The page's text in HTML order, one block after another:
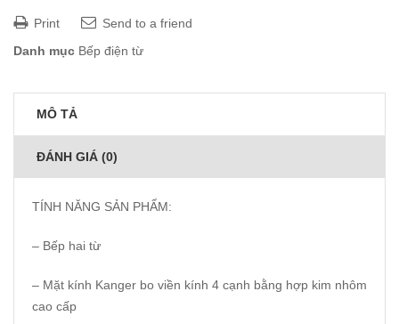
Print
Send to a friend
Danh mục Bếp điện từ
MÔ TẢ
ĐÁNH GIÁ (0)
TÍNH NĂNG SẢN PHẨM:
– Bếp hai từ
– Mặt kính Kanger bo viền kính 4 cạnh bằng hợp kim nhôm
cao cấp